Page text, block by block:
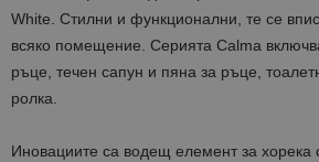
White. Стилни и функционални, те се
всяко помещение. Серията Calma
ръце, течен сапун и пяна за ръце,
ролка.
Иновациите са водещ елемент за хорека